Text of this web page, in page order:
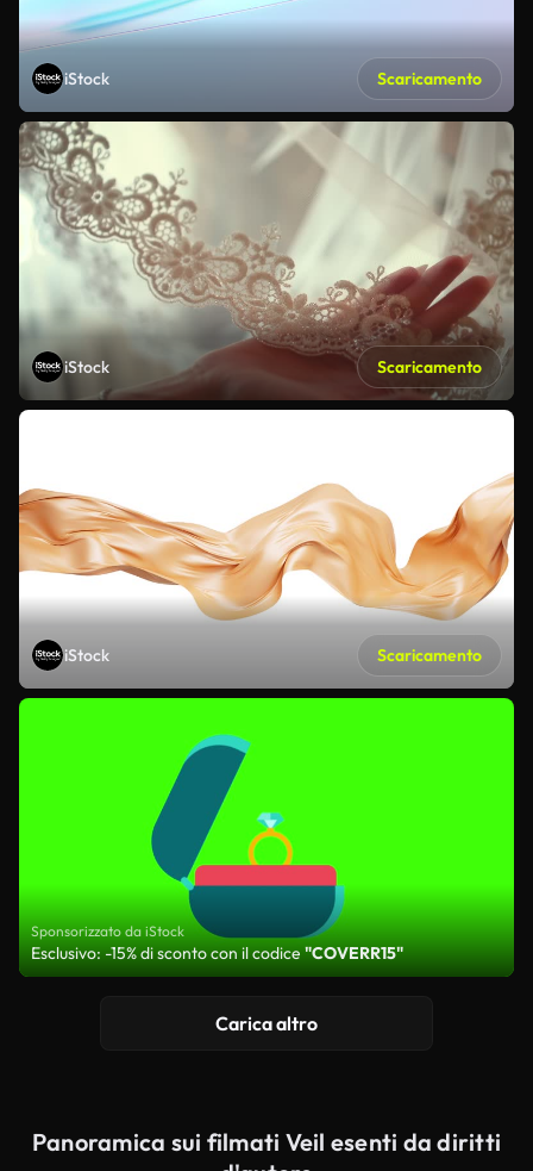
iStock Scaricamento
iStock Scaricamento
iStock Scaricamento
Sponsorizzato da iStock
Esclusivo: -15% di sconto con il codice"COVERR15"
Carica altro
Panoramica sui filmati Veil esenti da diritti